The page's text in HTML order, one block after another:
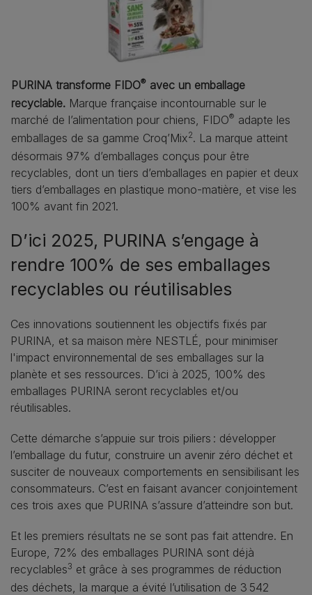
PURINA transforme FIDO® avec un emballage
recyclable. Marque française incontournable sur le
marché de l’alimentation pour chiens, FIDO® adapte les
emballages de sa gamme Croq’Mix2. La marque atteint
désormais 97% d’emballages conçus pour être
recyclables, dont un tiers d’emballages en papier et deux
tiers d’emballages en plastique mono-matière, et vise les
100% avant fin 2021.
D’ici 2025, PURINA s’engage à
rendre 100% de ses emballages
recyclables ou réutilisables
Ces innovations soutiennent les objectifs fixés par
PURINA, et sa maison mère NESTLÉ, pour minimiser
l'impact environnemental de ses emballages sur la
planète et ses ressources. D’ici à 2025, 100% des
emballages PURINA seront recyclables et/ou
réutilisables.
Cette démarche s’appuie sur trois piliers : développer
l’emballage du futur, construire un avenir zéro déchet et
susciter de nouveaux comportements en sensibilisant les
consommateurs. C’est en faisant avancer conjointement
ces trois axes que PURINA s’assure d’atteindre son but.
Et les premiers résultats ne se sont pas fait attendre. En
Europe, 72% des emballages PURINA sont déjà
recyclables3 et grâce à ses programmes de réduction
des déchets, la marque a évité l’utilisation de 3 542